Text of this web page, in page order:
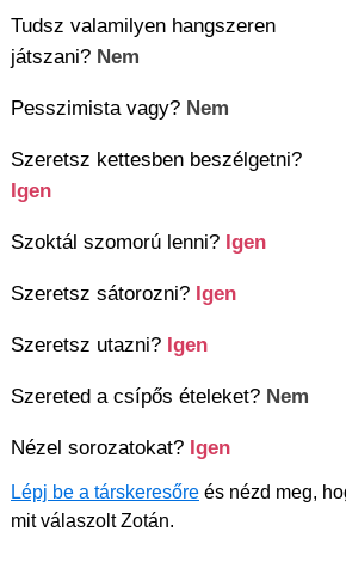
Tudsz valamilyen hangszeren
játszani? Nem
Pesszimista vagy? Nem
Szeretsz kettesben beszélgetni?
Igen
Szoktál szomorú lenni? Igen
Szeretsz sátorozni? Igen
Szeretsz utazni? Igen
Szereted a csípős ételeket? Nem
Nézel sorozatokat? Igen
Lépj be a társkeresőre és nézd meg,
mit válaszolt Zotán.